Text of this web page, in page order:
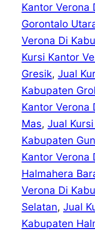
Kantor Verona
Gorontalo
Verona Di
Kursi Kantor
Gresik, Jual
Kabupaten
Kantor Verona
Mas, Jual
Kabupaten
Kantor Verona
Halmahera
Verona Di
Selatan, Jual
Kabupaten